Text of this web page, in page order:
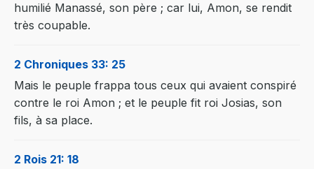
humilié Manassé, son père ; car lui, Amon, se rendit
très coupable.
2 Chroniques 33: 25
Mais le peuple frappa tous ceux qui avaient conspiré
contre le roi Amon ; et le peuple fit roi Josias, son
fils, à sa place.
2 Rois 21: 18